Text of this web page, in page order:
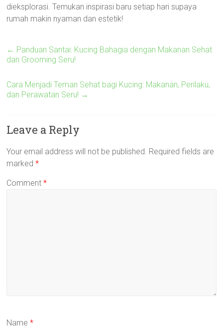
dieksplorasi. Temukan inspirasi baru setiap hari supaya
rumah makin nyaman dan estetik!
← Panduan Santai: Kucing Bahagia dengan Makanan Sehat
dan Grooming Seru!
Cara Menjadi Teman Sehat bagi Kucing: Makanan, Perilaku,
dan Perawatan Seru! →
Leave a Reply
Your email address will not be published. Required fields are
marked*
Comment*
Name*